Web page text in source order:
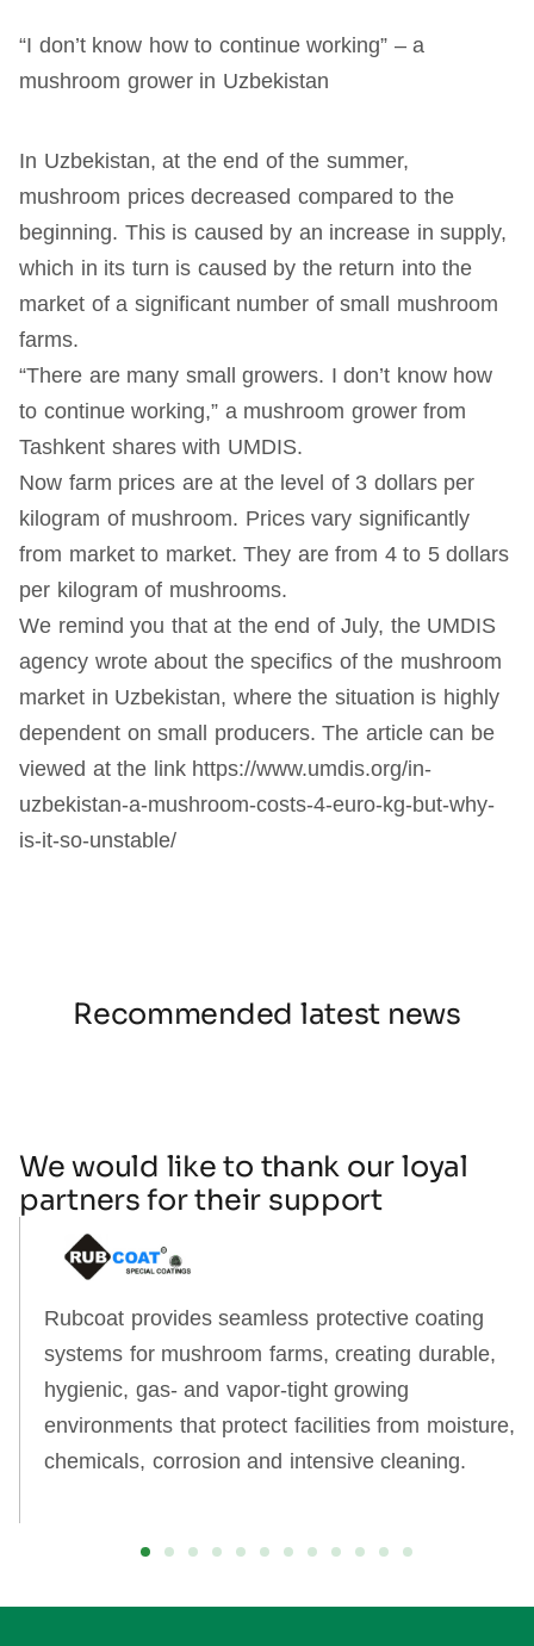
“I don’t know how to continue working” – a
mushroom grower in Uzbekistan
In Uzbekistan, at the end of the summer,
mushroom prices decreased compared to the
beginning. This is caused by an increase in supply,
which in its turn is caused by the return into the
market of a significant number of small mushroom
farms.
“There are many small growers. I don’t know how
to continue working,” a mushroom grower from
Tashkent shares with UMDIS.
Now farm prices are at the level of 3 dollars per
kilogram of mushroom. Prices vary significantly
from market to market. They are from 4 to 5 dollars
per kilogram of mushrooms.
We remind you that at the end of July, the UMDIS
agency wrote about the specifics of the mushroom
market in Uzbekistan, where the situation is highly
dependent on small producers. The article can be
viewed at the link https://www.umdis.org/in-
uzbekistan-a-mushroom-costs-4-euro-kg-but-why-
is-it-so-unstable/
Recommended latest news
We would like to thank our loyal
partners for their support
Rubcoat provides seamless protective coating
systems for mushroom farms, creating durable,
hygienic, gas‑ and vapor‑tight growing
environments that protect facilities from moisture,
chemicals, corrosion and intensive cleaning.